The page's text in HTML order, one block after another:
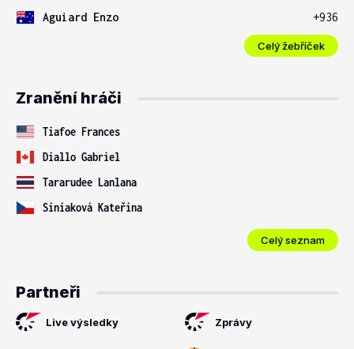
Aguiard Enzo
+936
Celý žebříček
Zranění hráči
Tiafoe Frances
Diallo Gabriel
Tararudee Lanlana
Siniaková Kateřina
Celý seznam
Partneři
Live výsledky Zprávy